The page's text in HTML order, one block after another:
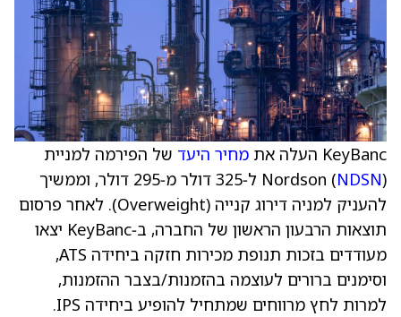
KeyBanc העלה את מחיר היעד של הפירמה למניית
Nordson (NDSN
) ל‑325 דולר מ‑295 דולר, וממשיך
להעניק למניה דירוג קנייה (Overweight). לאחר פרסום
תוצאות הרבעון הראשון של החברה, ב‑KeyBanc יצאו
מעודדים בזכות תנופת מכירות חזקה ביחידה ATS,
וסימנים ברורים לעוצמה בהזמנות/בצבר ההזמנות,
למרות לחץ מרווחים שמתחיל להופיע ביחידה IPS.